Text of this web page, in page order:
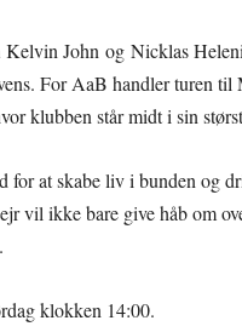
John og Nicklas
For AaB handler turen til
klubben står midt i sin
at skabe liv i bunden og
vil ikke bare give håb om
klokken 14:00.